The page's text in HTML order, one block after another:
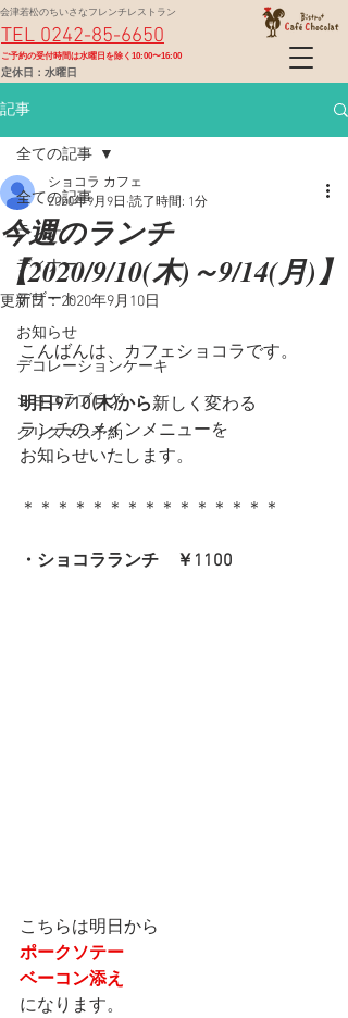
定休日：水曜日
TEL 0242-85-6650
会津若松のちいさなフレンチレストラン
​ご予約の受付時間は水曜日を除く10:00〜16:00
記事
全ての記事
ランチ
ディナー
デザート
お知らせ
デコレーションケーキ
ショコラブログ
クリスマス予約
全ての記事
今週のランチ
【2020/9/10(木)～9/14(月)】
ショコラ カフェ
2020年9月9日 読了時間: 1分
更新日：2020年9月10日
こんばんは、カフェショコラです。
明日9/10(木)から新しく変わる
ランチのメインメニューを
お知らせいたします。
＊＊＊＊＊＊＊＊＊＊＊＊＊＊＊
・ショコラランチ　￥1100
こちらは明日から
ポークソテー
ベーコン添え
になります。